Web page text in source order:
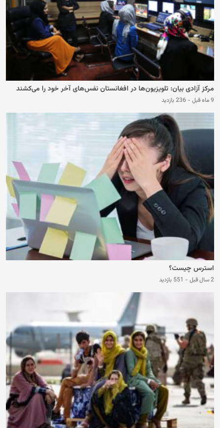
مرکز آزادی بیان: تلویزیون‌ها در افغانستان نفس‌های آخر خود را می‌کشند
9 ماه قبل - 236 بازدید
استرس چیست؟
2 سال قبل - 551 بازدید